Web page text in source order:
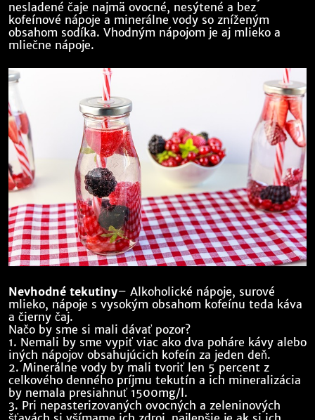
nesladené čaje najmä ovocné, nesýtené a bez
kofeínové nápoje a minerálne vody so zníženým
obsahom sodíka. Vhodným nápojom je aj mlieko a
mliečne nápoje.
Nevhodné tekutiny– Alkoholické nápoje, surové
mlieko, nápoje s vysokým obsahom kofeínu teda káva
a čierny čaj.
Načo by sme si mali dávať pozor?
1. Nemali by sme vypiť viac ako dva poháre kávy alebo
iných nápojov obsahujúcich kofeín za jeden deň.
2. Minerálne vody by mali tvoriť len 5 percent z
celkového denného príjmu tekutín a ich mineralizácia
by nemala presiahnuť 1500mg/l.
3. Pri nepasterizovaných ovocných a zeleninových